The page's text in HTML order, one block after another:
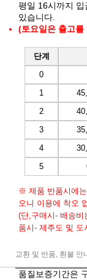
평일 16시까지
있습니다.
(토요일은 출고를
단계
0
1
2
3
4
5
※ 제품 반품시에
오니 이용에 착오
(단,구매시- 배송
품시- 제주도 및
교환 및 반품, 환불 안
품질보증기간은